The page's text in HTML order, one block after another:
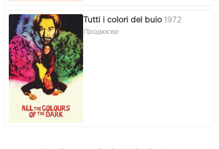
Tutti i colori del buio 1972
Продюсер